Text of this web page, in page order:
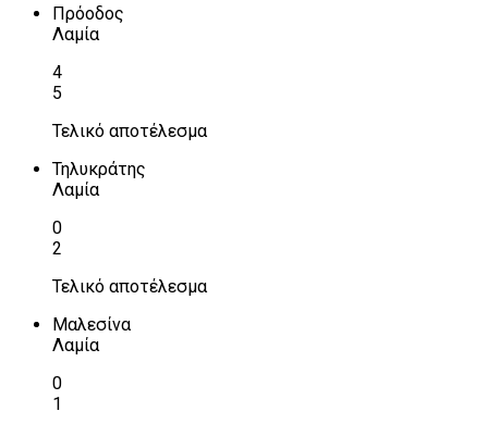
Πρόοδος
Λαμία
4
5
Τελικό αποτέλεσμα
Τηλυκράτης
Λαμία
0
2
Τελικό αποτέλεσμα
Μαλεσίνα
Λαμία
0
1